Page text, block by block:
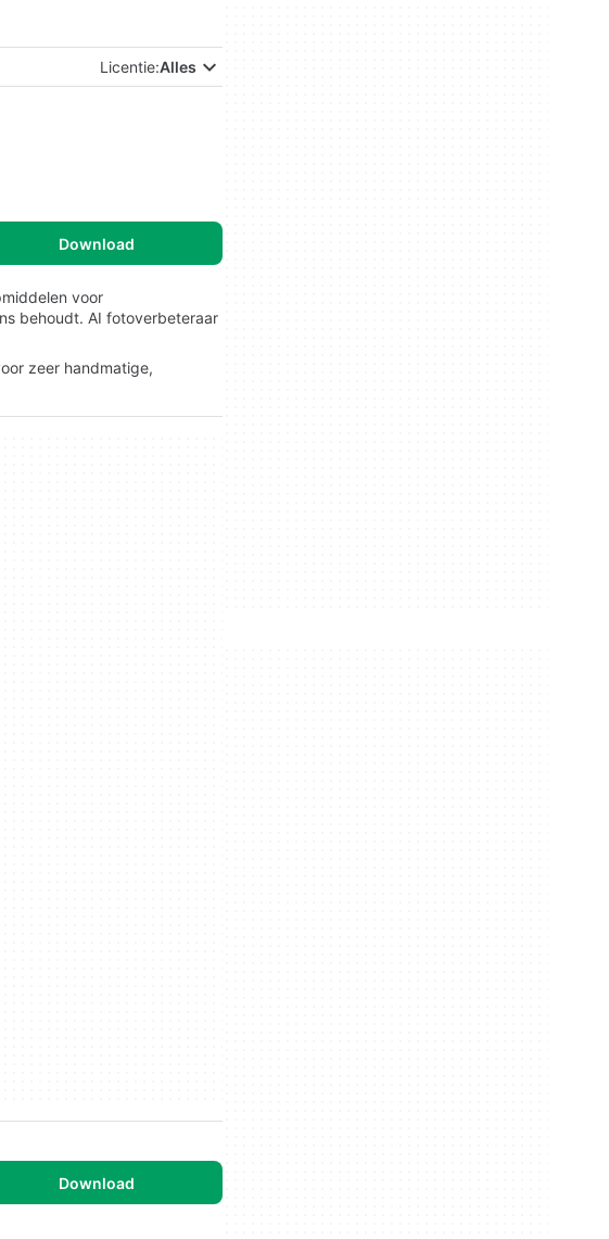
Licentie:Alles
Download
voor
behoudt. AI fotoverbeteraar
zeer handmatige,
Download